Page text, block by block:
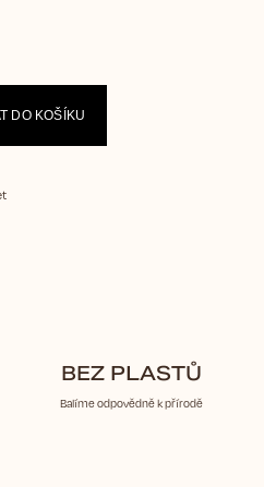
DO KOŠÍKU
BEZ PLASTŮ
Balíme odpovědně k přírodě